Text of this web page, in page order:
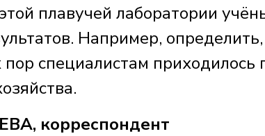
плавучей лаборатории
Например,
специалистам приходилось
корреспондент